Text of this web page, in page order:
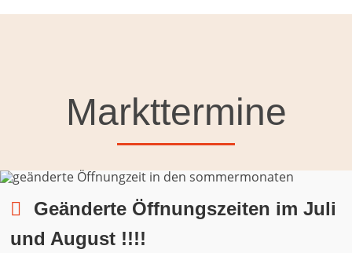
Markttermine
Geänderte Öffnungszeiten im Juli
und August !!!!